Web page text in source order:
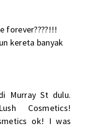
forever????!!!
kereta banyak
Murray St dulu.
Cosmetics!
ok! I was